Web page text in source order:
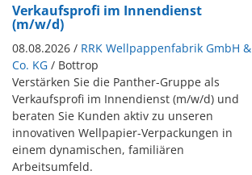
Verkaufsprofi im Innendienst
(m/w/d)
08.08.2026 / RRK Wellpappenfabrik GmbH &
Co. KG / Bottrop
Verstärken Sie die Panther-Gruppe als
Verkaufsprofi im Innendienst (m/w/d) und
beraten Sie Kunden aktiv zu unseren
innovativen Wellpapier-Verpackungen in
einem dynamischen, familiären
Arbeitsumfeld.